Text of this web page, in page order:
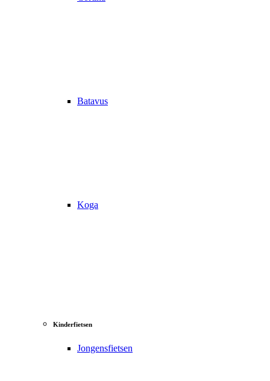
Batavus
Koga
Kinderfietsen
Jongensfietsen